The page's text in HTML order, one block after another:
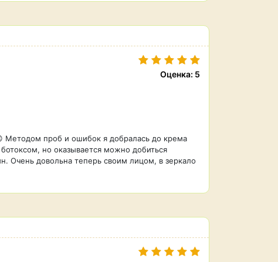
Оценка: 5
Методом проб и ошибок я добралась до крема
но оказывается можно добиться
Очень довольна теперь своим лицом, в зеркало